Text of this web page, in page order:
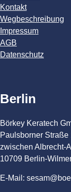
Kontakt
Wegbeschreibung
Impressum
AGB
Datenschutz
Berlin
Börkey Keratech
Paulsborner Straße
zwischen Albrecht-
10709 Berlin-
E-Mail: